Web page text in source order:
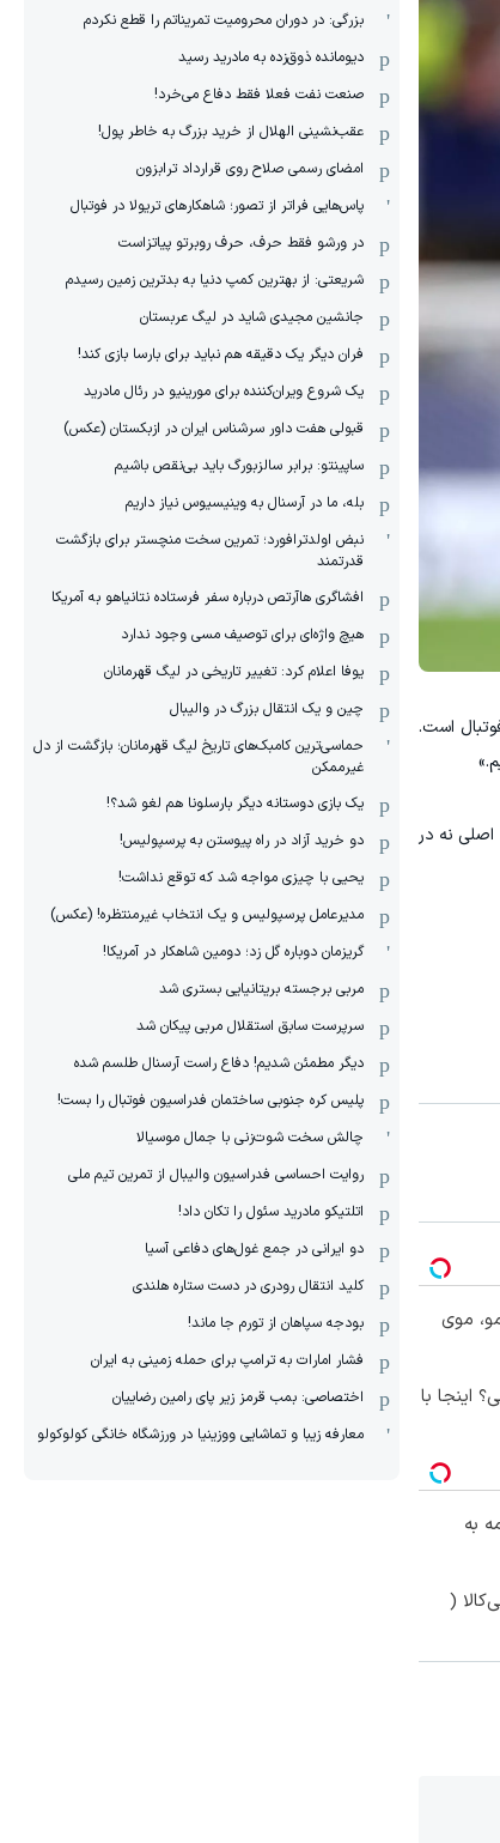
است.
اصلی نه در
موی
اینجا با
به
(
بزرگی: در دوران محرومیت تمریناتم را قطع نکردم
دیومانده ذوق‌زده به مادرید رسید
صنعت نفت فعلا فقط دفاع می‌خرد!
عقب‌نشینی الهلال از خرید بزرگ به خاطر پول!
امضای رسمی صلاح روی قرارداد ترابزون
پاس‌هایی فراتر از تصور؛ شاهکارهای تریولا در فوتبال
در ورشو فقط حرف، حرف روبرتو پیاتزاست
شریعتی: از بهترین کمپ‌ دنیا به بدترین زمین‌ رسیدم
جانشین مجیدی شاید در لیگ عربستان
فران دیگر یک دقیقه هم نباید برای بارسا بازی کند!
یک شروع ویران‌کننده برای مورینیو در رئال مادرید
قبولی هفت داور سرشناس ایران در ازبکستان (عکس)
ساپینتو: برابر سالزبورگ باید بی‌نقص باشیم
بله، ما در آرسنال به وینیسیوس نیاز داریم
نبض اولدترافورد؛ تمرین سخت منچستر برای بازگشت
قدرتمند
افشاگری هاآرتص درباره سفر فرستاده نتانیاهو به آمریکا
هیچ واژه‌ای برای توصیف مسی وجود ندارد
یوفا اعلام کرد: تغییر تاریخی در لیگ قهرمانان
چین و یک انتقال بزرگ در والیبال
حماسی‌ترین کامبک‌های تاریخ لیگ قهرمانان؛ بازگشت از دل
غیرممکن
یک بازی دوستانه دیگر بارسلونا هم لغو شد؟!
دو خرید آزاد در راه پیوستن به پرسپولیس!
یحیی با چیزی مواجه شد که توقع نداشت!
مدیرعامل پرسپولیس و یک انتخاب غیرمنتظره! (عکس)
گریزمان دوباره گل زد؛ دومین شاهکار در آمریکا!
مربی برجسته بریتانیایی بستری شد
سرپرست سابق استقلال مربی پیکان شد
دیگر مطمئن شدیم! دفاع راست آرسنال طلسم شده
پلیس کره ‌جنوبی ساختمان فدراسیون فوتبال را بست!
چالش سخت شوت‌زنی با جمال موسیالا
روایت احساسی فدراسیون والیبال از تمرین تیم ملی
اتلتیکو مادرید سئول را تکان داد!
دو ایرانی در جمع غول‌های دفاعی آسیا
کلید انتقال رودری در دست ستاره هلندی
بودجه سپاهان از تورم جا ماند!
فشار امارات به ترامپ برای حمله زمینی به ایران
اختصاصی: بمب قرمز زیر پای رامین رضاییان
معارفه زیبا و تماشایی ووزینیا در ورزشگاه خانگی کولوکولو